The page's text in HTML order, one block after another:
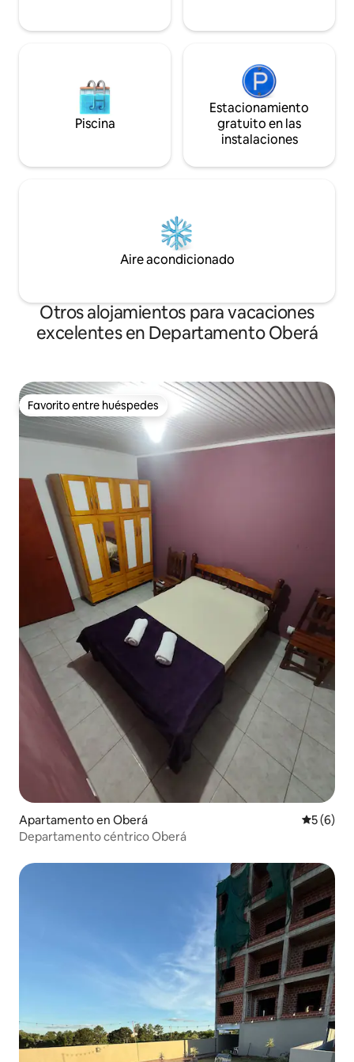
Piscina
Estacionamiento
gratuito en las
instalaciones
Aire acondicionado
Otros alojamientos para vacaciones
excelentes en Departamento Oberá
Favorito entre huéspedes
Favorito entre huéspedes
Apartamento en Oberá
5 (6)
Departamento céntrico Oberá